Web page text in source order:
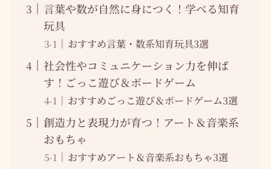
言葉や数が自然に身につく！学べる知育
玩具
おすすめ言葉・数系知育玩具3選
社会性やコミュニケーション力を伸ば
す！ごっこ遊び＆ボードゲーム
おすすめごっこ遊び＆ボードゲーム3選
創造力と表現力が育つ！アート＆音楽系
おもちゃ
おすすめアート＆音楽系おもちゃ3選